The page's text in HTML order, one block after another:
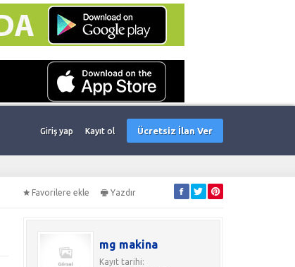
Giriş yap Kayıt ol Ücretsiz İlan Ver
Favorilere ekle Yazdır
mg makina
Kayıt tarihi: